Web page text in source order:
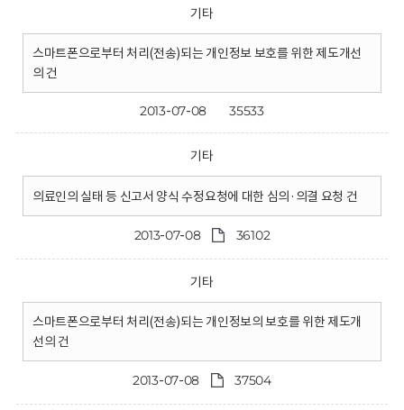
기타
스마트폰으로부터 처리(전송)되는 개인정보 보호를 위한 제도개선
의 건
2013-07-08 35533
기타
의료인의 실태 등 신고서 양식 수정요청에 대한 심의·의결 요청 건
2013-07-08 36102
기타
스마트폰으로부터 처리(전송)되는 개인정보의 보호를 위한 제도개
선의 건
2013-07-08 37504